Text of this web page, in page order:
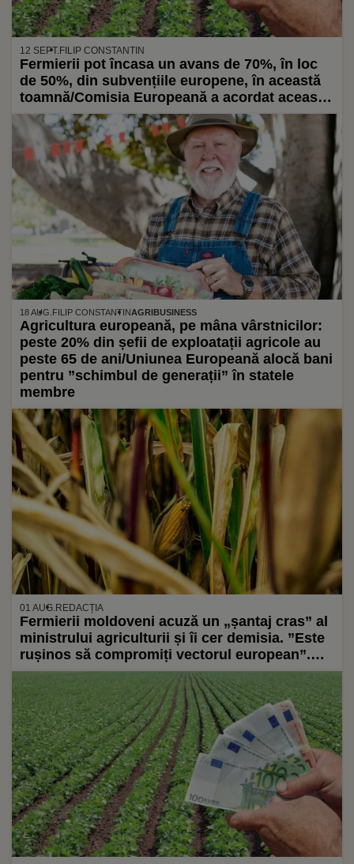
12 SEPT.FILIP CONSTANTIN
Fermierii pot încasa un avans de 70%, în loc
de 50%, din subvențiile europene, în această
toamnă/Comisia Europeană a acordat această
derogare pentru a-i ajuta pe agricultori să
depășească problemele de lichiditate
18 AUG. FILIP CONSTANTINAGRIBUSINESS
Agricultura europeană, pe mâna vârstnicilor:
peste 20% din șefii de exploatații agricole au
peste 65 de ani/Uniunea Europeană alocă bani
pentru ”schimbul de generații” în statele
membre
01 AUG.REDACȚIA
Fermierii moldoveni acuză un „șantaj cras” al
ministrului agriculturii și îi cer demisia. ”Este
rușinos să compromiți vectorul european”.
Ministrul îndemnase fermierii să voteze la
referendum și după aceea să ceară subvenții